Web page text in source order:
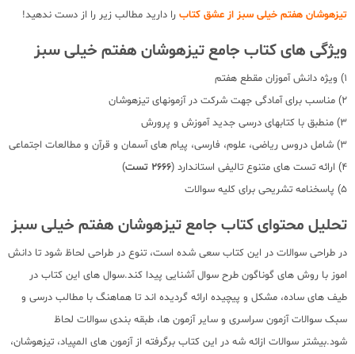
تیزهوشان هفتم خیلی سبز از عشق کتاب را دارید مطالب زیر را از دست ندهید!
ویژگی های کتاب جامع تیزهوشان هفتم خیلی سبز
1) ویژه دانش آموزان مقطع هفتم
2) مناسب برای آمادگی جهت شرکت در آزمونهای تیزهوشان
3) منطبق با کتابهای درسی جدید آموزش و پرورش
3) شامل دروس ریاضی، علوم، فارسی، پیام های آسمان و قرآن و مطالعات اجتماعی
4) ارائه تست های متنوع تالیفی استاندارد (
2666 تست
)
5) پاسخنامه تشریحی برای کلیه سوالات
تحلیل محتوای کتاب جامع تیزهوشان هفتم خیلی سبز
در طراحی سوالات در این کتاب سعی شده است، تنوع در طراحی لحاظ شود تا دانش
اموز با روش های گوناگون طرح سوال آشنایی پیدا کند.سوال های این کتاب در
طیف های ساده، مشکل و پیچیده ارائه گردیده اند تا هماهنگ با مطالب درسی و
سبک سوالات آزمون سراسری و سایر آزمون ها، طبقه بندی سوالات لحاظ
شود.بیشتر سوالات ازائه شه در این کتاب برگرفته از آزمون های المپیاد، تیزهوشان،